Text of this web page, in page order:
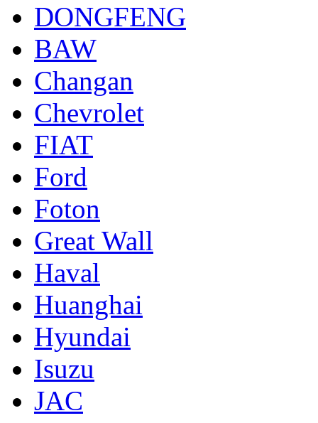
DONGFENG
BAW
Changan
Chevrolet
FIAT
Ford
Foton
Great Wall
Haval
Huanghai
Hyundai
Isuzu
JAC